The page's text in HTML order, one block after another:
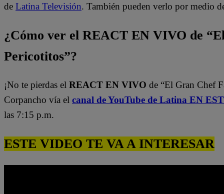
de Latina Televisión. También pueden verlo por medio
¿Cómo ver el REACT EN VIVO de
Pericotitos”?
¡No te pierdas el REACT EN VIVO de “El Gran Chef
Corpancho vía el canal de YouTube de Latina EN
las 7:15 p.m.
ESTE VIDEO TE VA A INTERESAR